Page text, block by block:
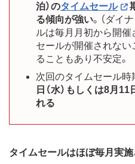
泊）のタイムセール
る傾向が強い。（ダイ
ルは毎月月初から開催
セールが開催されな
ることもあり不安定。
次回のタイムセール時
日（水）もしくは8月11
れる
タイムセールはほぼ毎月実